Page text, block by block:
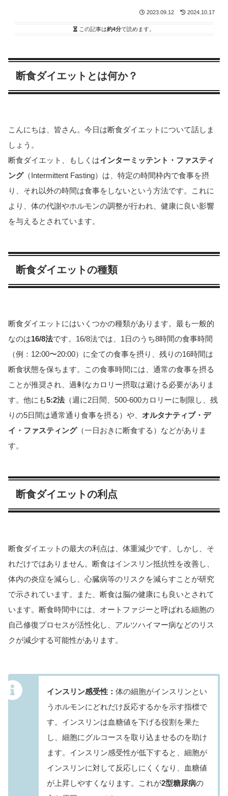
2023.09.12 2024.10.17
この記事は約4分で読めます。
断食ダイエットとは何か？
こんにちは、皆さん。今日は断食ダイエットについて話しま
しょう。
断食ダイエット、もしくはインターミッテント・ファスティ
ング（Intermittent Fasting）は、特定の時間枠内で食事を摂
り、それ以外の時間は食事をしないという方法です。これに
より、体の代謝やホルモンの調整が行われ、健康に良い影響
を与えるとされています。
断食ダイエットの種類
断食ダイエットにはいくつかの種類があります。最も一般的
なのは16/8法です。16/8法では、1日のうち8時間の食事時間
（例：12:00〜20:00）に全ての食事を摂り、残りの16時間は
断食状態を保ちます。この食事時間には、通常の食事を摂る
ことが推奨され、過剰なカロリー摂取は避ける必要がありま
す。他にも5:2法（週に2日間、500-600カロリーに制限し、残
りの5日間は通常通り食事を摂る）や、 オルタナティブ・デ
イ・ファスティング（一日おきに断食する）などがありま
す。
断食ダイエットの利点
断食ダイエットの最大の利点は、体重減少です。しかし、そ
れだけではありません。断食はインスリン抵抗性を改善し、
体内の炎症を減らし、心臓病等のリスクを減らすことが研究
で示されています。また、断食は脳の健康にも良いとされて
います。断食時間中には、オートファジーと呼ばれる細胞の
自己修復プロセスが活性化し、アルツハイマー病などのリス
クが減少する可能性があります。
インスリン感受性： 体の細胞がインスリンとい
うホルモンにどれだけ反応するかを示す指標で
す。インスリンは血糖値を下げる役割を果た
し、細胞にグルコースを取り込ませるのを助け
ます。インスリン感受性が低下すると、細胞が
インスリンに対して反応しにくくなり、血糖値
が上昇しやすくなります。これが2型糖尿病の